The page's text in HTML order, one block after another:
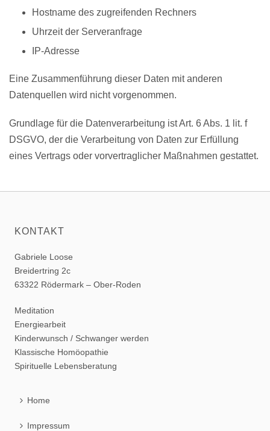
Hostname des zugreifenden Rechners
Uhrzeit der Serveranfrage
IP-Adresse
Eine Zusammenführung dieser Daten mit anderen
Datenquellen wird nicht vorgenommen.
Grundlage für die Datenverarbeitung ist Art. 6 Abs. 1 lit. f
DSGVO, der die Verarbeitung von Daten zur Erfüllung
eines Vertrags oder vorvertraglicher Maßnahmen gestattet.
KONTAKT
Gabriele Loose
Breidertring 2c
63322 Rödermark – Ober-Roden
Meditation
Energiearbeit
Kinderwunsch / Schwanger werden
Klassische Homöopathie
Spirituelle Lebensberatung
Home
Impressum